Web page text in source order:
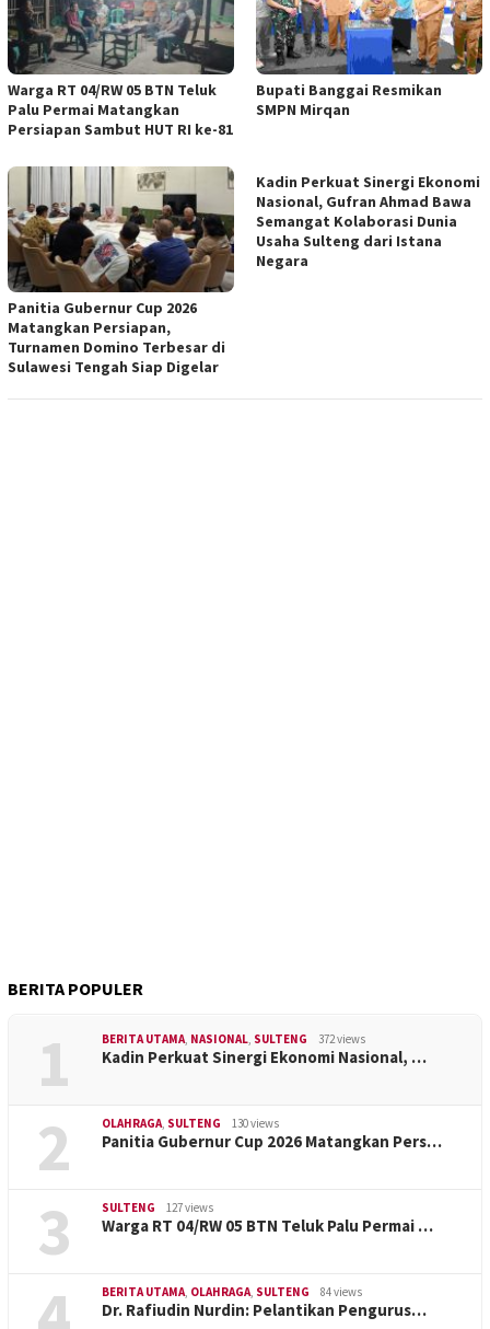
Warga RT 04/RW 05 BTN Teluk
Palu Permai Matangkan
Persiapan Sambut HUT RI ke-81
Bupati Banggai Resmikan
SMPN Mirqan
Panitia Gubernur Cup 2026
Matangkan Persiapan,
Turnamen Domino Terbesar di
Sulawesi Tengah Siap Digelar
Kadin Perkuat Sinergi Ekonomi
Nasional, Gufran Ahmad Bawa
Semangat Kolaborasi Dunia
Usaha Sulteng dari Istana
Negara
BERITA POPULER
1 BERITA UTAMA, NASIONAL, SULTENG 372 views
Kadin Perkuat Sinergi Ekonomi Nasional, …
2 OLAHRAGA, SULTENG 130 views
Panitia Gubernur Cup 2026 Matangkan Pers…
3 SULTENG 127 views
Warga RT 04/RW 05 BTN Teluk Palu Permai …
BERITA UTAMA, OLAHRAGA, SULTENG 84 views
Dr. Rafiudin Nurdin: Pelantikan Pengurus…